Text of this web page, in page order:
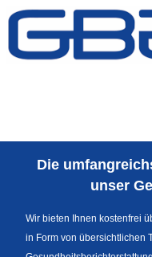
Zum Inhalt
Sprachumschaltung
Die
unser
Wir bieten Ihnen kostenfrei
in Form von übersichtlichen